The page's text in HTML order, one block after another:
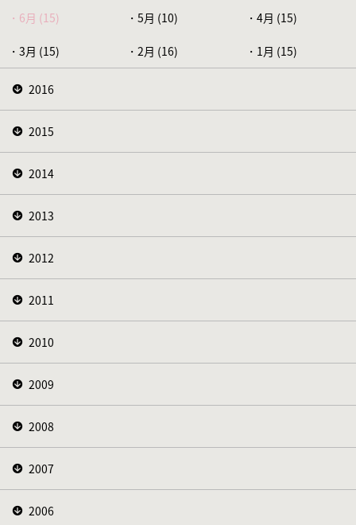
6月 (15) 5月 (10) 4月 (15)
3月 (15) 2月 (16) 1月 (15)
2016
2015
2014
2013
2012
2011
2010
2009
2008
2007
2006